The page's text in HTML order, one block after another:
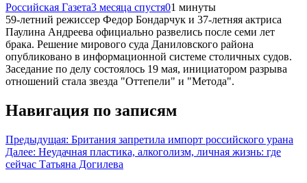
Российская Газета3 месяца спустя01 минуты
59-летний режиссер Федор Бондарчук и 37-летняя актриса
Паулина Андреева официально развелись после семи лет
брака. Решение мирового суда Даниловского района
опубликовано в информационной системе столичных судов.
Заседание по делу состоялось 19 мая, инициатором разрыва
отношений стала звезда "Оттепели" и "Метода".
Навигация по записям
Предыдущая: Британия запретила импорт российского урана
Далее: Неудачная пластика, алкоголизм, личная жизнь: где
сейчас Татьяна Догилева